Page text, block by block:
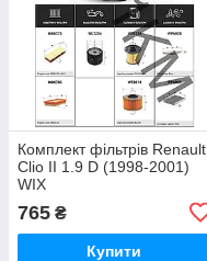
Комплект фільтрів Renault
Clio II 1.9 D (1998-2001)
WIX
765 ₴
Купити